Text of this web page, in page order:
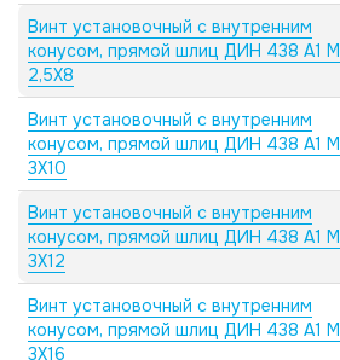
Винт установочный с внутренним
конусом, прямой шлиц ДИН 438 А1 M
2,5X8
Винт установочный с внутренним
конусом, прямой шлиц ДИН 438 А1 M
3X10
Винт установочный с внутренним
конусом, прямой шлиц ДИН 438 А1 M
3X12
Винт установочный с внутренним
конусом, прямой шлиц ДИН 438 А1 M
3X16